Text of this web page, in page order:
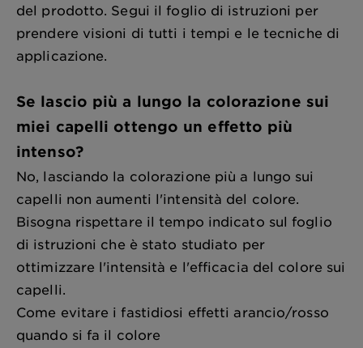
del prodotto. Segui il foglio di istruzioni per
prendere visioni di tutti i tempi e le tecniche di
applicazione.
Se lascio più a lungo la colorazione sui
miei capelli ottengo un effetto più
intenso?
No, lasciando la colorazione più a lungo sui
capelli non aumenti l'intensità del colore.
Bisogna rispettare il tempo indicato sul foglio
di istruzioni che è stato studiato per
ottimizzare l'intensità e l'efficacia del colore sui
capelli.
Come evitare i fastidiosi effetti arancio/rosso
quando si fa il colore